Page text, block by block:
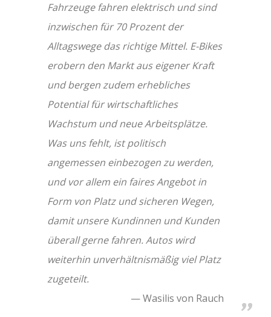
Fahrzeuge fahren elektrisch und sind
inzwischen für 70 Prozent der
Alltagswege das richtige Mittel. E-Bikes
erobern den Markt aus eigener Kraft
und bergen zudem erhebliches
Potential für wirtschaftliches
Wachstum und neue Arbeitsplätze.
Was uns fehlt, ist politisch
angemessen einbezogen zu werden,
und vor allem ein faires Angebot in
Form von Platz und sicheren Wegen,
damit unsere Kundinnen und Kunden
überall gerne fahren. Autos wird
weiterhin unverhältnismäßig viel Platz
zugeteilt.
Wasilis von Rauch